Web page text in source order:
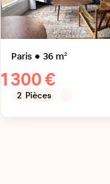
Paris 36m²
1 300 €
2 Pièces